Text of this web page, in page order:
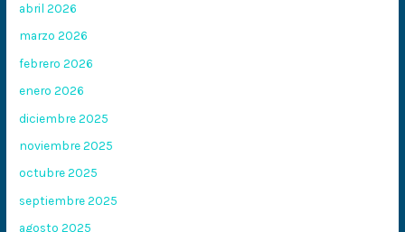
abril 2026
marzo 2026
febrero 2026
enero 2026
diciembre 2025
noviembre 2025
octubre 2025
septiembre 2025
agosto 2025